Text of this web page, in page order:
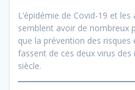
L’épidémie de Covid-19 et
semblent avoir de nombreux
que la prévention des
fassent de ces deux virus
siècle.